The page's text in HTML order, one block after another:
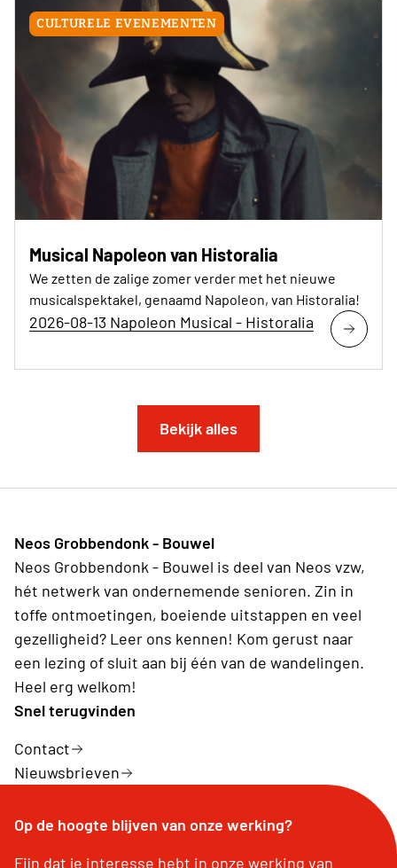
CULTURELE EVENEMENTEN
Musical Napoleon van Historalia
We zetten de zalige zomer verder met het nieuwe
musicalspektakel, genaamd Napoleon, van Historalia!
2026-08-13 Napoleon Musical - Historalia
Bekijk alles
Neos Grobbendonk - Bouwel
Neos Grobbendonk - Bouwel is deel van Neos vzw,
hét netwerk van ondernemende senioren. Zin in
toffe ontmoetingen, boeiende uitstappen en veel
gezelligheid? Leer ons kennen! Kom gerust naar
een lezing of sluit aan bij één van de wandelingen.
Heel erg welkom!
Snel terugvinden
Contact
Nieuwsbrieven
Op de hoogte blijven van onze werking?
Fijn dat je interesse hebt in onze werking van